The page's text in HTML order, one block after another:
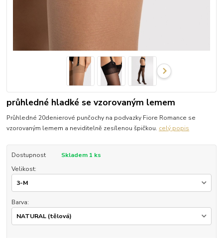
průhledné hladké se vzorovaným lemem
Průhledné 20denierové punčochy na podvazky Fiore Romance se
vzorovaným lemem a neviditelně zesílenou špičkou. celý popis
Dostupnost
Skladem 1 ks
Velikost:
Barva: